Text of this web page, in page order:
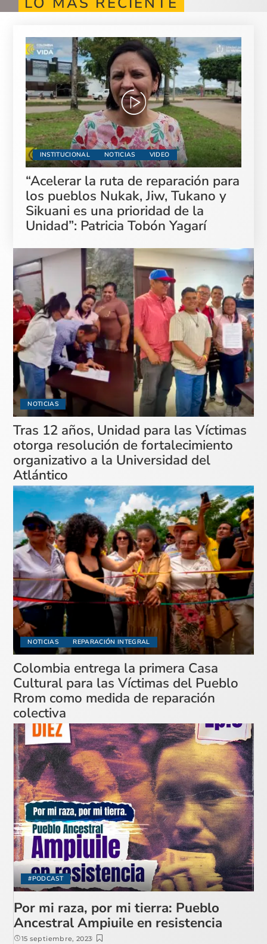
INSTITUCIONAL NOTICIAS VIDEO
“Acelerar la ruta de reparación para
los pueblos Nukak, Jiw, Tukano y
Sikuani es una prioridad de la
Unidad”: Patricia Tobón Yagarí
NOTICIAS
Tras 12 años, Unidad para las Víctimas
otorga resolución de fortalecimiento
organizativo a la Universidad del
Atlántico
NOTICIAS REPARACIÓN INTEGRAL
Colombia entrega la primera Casa
Cultural para las Víctimas del Pueblo
Rrom como medida de reparación
colectiva
#PODCAST
Por mi raza, por mi tierra: Pueblo
Ancestral Ampiuile en resistencia
15 septiembre, 2023